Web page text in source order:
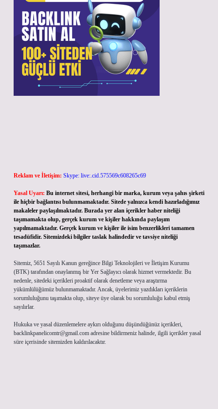
Reklam ve İletişim: Skype: live:.cid.575569c608265c69
Yasal Uyarı: Bu internet sitesi, herhangi bir marka, kurum veya şahıs şirketi
ile hiçbir bağlantısı bulunmamaktadır. Sitede yalnızca kendi hazırladığımız
makaleler paylaşılmaktadır. Burada yer alan içerikler haber niteliği
taşımamakta olup, gerçek kurum ve kişiler hakkında paylaşım
yapılmamaktadır. Gerçek kurum ve kişiler ile isim benzerlikleri tamamen
tesadüfidir. Sitemizdeki bilgiler taslak halindedir ve tavsiye niteliği
taşımazlar.
Sitemiz, 5651 Sayılı Kanun gereğince Bilgi Teknolojileri ve İletişim Kurumu
(BTK) tarafından onaylanmış bir Yer Sağlayıcı olarak hizmet vermektedir. Bu
nedenle, sitedeki içerikleri proaktif olarak denetleme veya araştırma
yükümlülüğümüz bulunmamaktadır. Ancak, üyelerimiz yazdıkları içeriklerin
sorumluluğunu taşımakta olup, siteye üye olarak bu sorumluluğu kabul etmiş
sayılırlar.
Hukuka ve yasal düzenlemelere aykırı olduğunu düşündüğünüz içerikleri,
backlinkpanelicomtr@gmail.com adresine bildirmeniz halinde, ilgili içerikler yasal
süre içerisinde sitemizden kaldırılacaktır.